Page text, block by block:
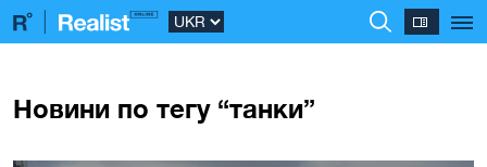
Новини по тегу “танки”